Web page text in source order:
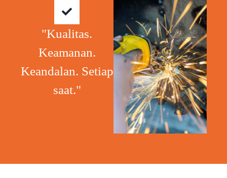
"Kualitas.
Keamanan.
Keandalan. Setiap
saat."